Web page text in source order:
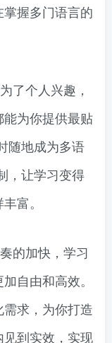
握多门语言的
了个人兴趣，
为你提供最贴
随地成为多语
，让学习变得
富。
的加快，学习
自由和高效。
求，为你打造
到实效，实现